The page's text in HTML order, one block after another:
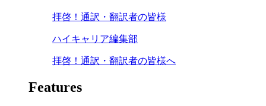
拝啓！通訳・翻訳者の皆様
ハイキャリア編集部
拝啓！通訳・翻訳者の皆様へ
Features